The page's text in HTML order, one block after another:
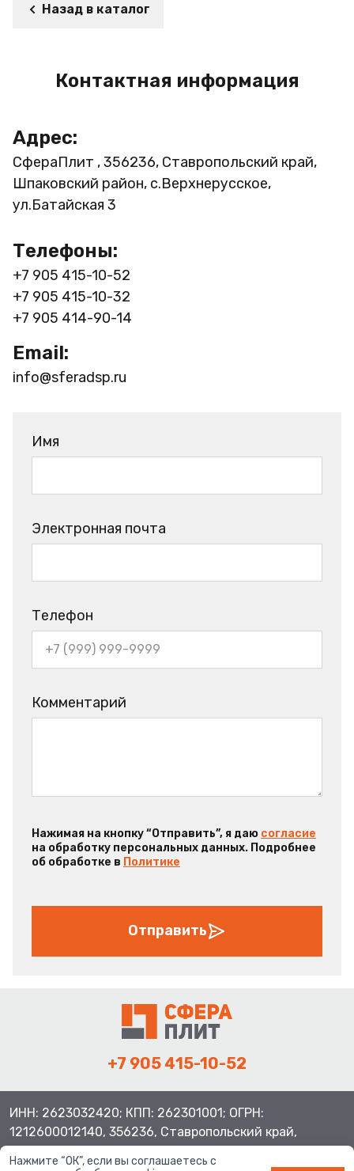
Назад в каталог
Контактная информация
Адрес:
СфераПлит , 356236, Ставропольский край,
Шпаковский район, с.Верхнерусское,
ул.Батайская 3
Телефоны:
+7 905 415-10-52
+7 905 415-10-32
+7 905 414-90-14
Email:
info@sferadsp.ru
Имя
Электронная почта
Телефон
Комментарий
Нажимая на кнопку “Отправить”, я даю согласие
на обработку персональных данных. Подробнее
об обработке в Политике
Отправить
+7 905 415-10-52
ИНН: 2623032420; КПП: 262301001; ОГРН:
1212600012140, 356236, Ставропольский край,
Нажмите “ОК”, если вы соглашаетесь с